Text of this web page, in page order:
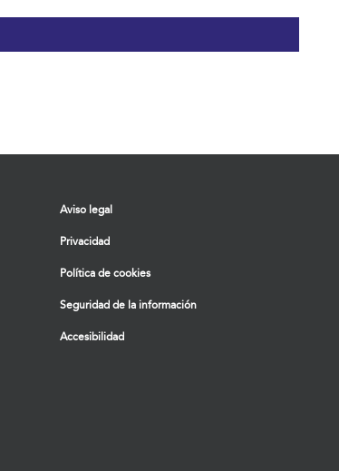
Aviso legal
Privacidad
Política de cookies
Seguridad de la información
Accesibilidad